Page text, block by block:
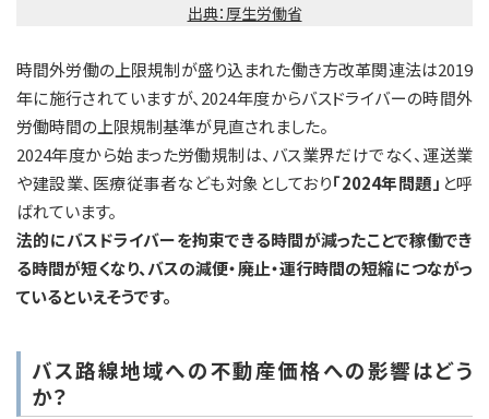
出典：厚生労働省
時間外労働の上限規制が盛り込まれた働き方改革関連法は2019
年に施行されていますが、2024年度からバスドライバーの時間外
労働時間の上限規制基準が見直されました。
2024年度から始まった労働規制は、バス業界だけでなく、運送業
や建設業、医療従事者なども対象としており「2024年問題」 と呼
ばれています。
法的にバスドライバーを拘束できる時間が減ったことで稼働でき
る時間が短くなり、バスの減便・廃止・運行時間の短縮につながっ
ているといえそうです。
バス路線地域への不動産価格への影響はどう
か？